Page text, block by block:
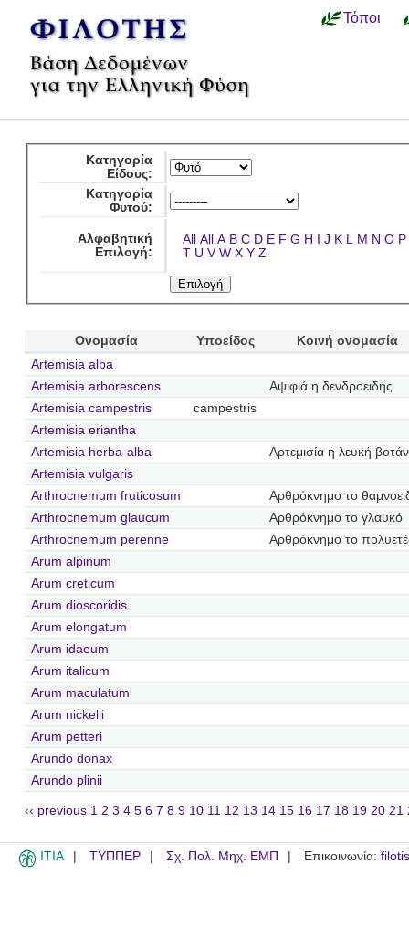
Τόποι
Κατηγορία
Είδους:
Κατηγορία
Φυτού:
Αλφαβητική
Επιλογή:
All All A B C D E F G H I J K L M N O P
T U V W X Y Z
Ονομασία Υποείδος
Κοινή ονομασία
Artemisia alba
Artemisia arborescens
Αψιφιά η δενδροειδής
Artemisia campestris
campestris
Artemisia eriantha
Artemisia herba-alba
Αρτεμισία η λευκή
Artemisia vulgaris
Arthrocnemum fruticosum
Αρθρόκνημο το
Arthrocnemum glaucum
Αρθρόκνημο το γλαυκό
Arthrocnemum perenne
Αρθρόκνημο το
Arum alpinum
Arum creticum
Arum dioscoridis
Arum elongatum
Arum idaeum
Arum italicum
Arum maculatum
Arum nickelii
Arum petteri
Arundo donax
Arundo plinii
‹‹ previous 1 2 3 4 5 6 7 8 9 10 11 12 13 14 15 16 17 18 19 20 21
ITIA ΤΥΠΠΕΡ Σχ. Πολ. Μηχ. ΕΜΠ Επικοινωνία: